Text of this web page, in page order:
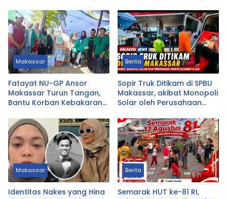
Makassar
Fatayat NU-GP Ansor
Makassar Turun Tangan,
Bantu Korban Kebakaran
Berita
Sopir Truk Ditikam di SPBU
Makassar, akibat Monopoli
Solar oleh Perusahaan
Makassar
Identitas Nakes yang Hina
Berita
Semarak HUT ke-81 RI,